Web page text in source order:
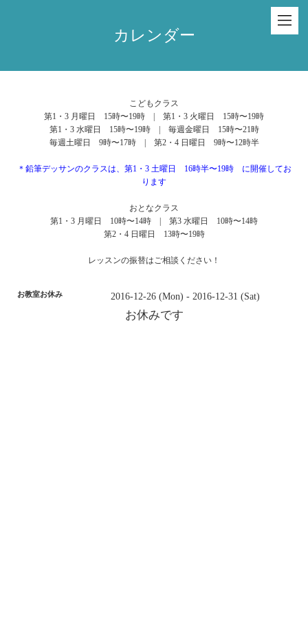
カレンダー
こどもクラス
第1・3 月曜日 15時〜19時 | 第1・3 火曜日 15時〜19時
第1・3 水曜日 15時〜19時 | 毎週金曜日 15時〜21時
毎週土曜日 9時〜17時 | 第2・4 日曜日 9時〜12時半
＊鉛筆デッサンのクラスは、第1・3 土曜日 16時半〜19時 に開催してお
ります
おとなクラス
第1・3 月曜日 10時〜14時 | 第3 水曜日 10時〜14時
第2・4 日曜日 13時〜19時
レッスンの振替はご相談ください！
お教室お休み 2016-12-26 (Mon) - 2016-12-31 (Sat)
お休みです